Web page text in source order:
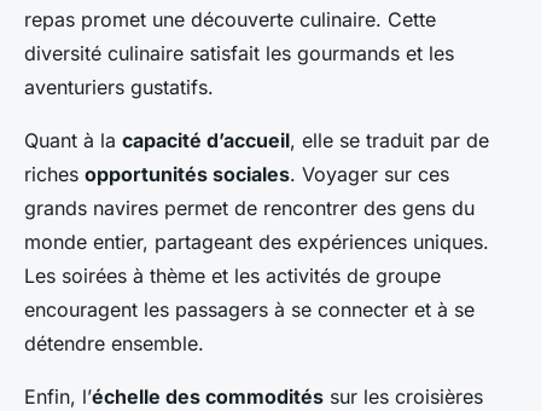
repas promet une découverte culinaire. Cette
diversité culinaire satisfait les gourmands et les
aventuriers gustatifs.
Quant à la capacité d’accueil, elle se traduit par de
riches opportunités sociales. Voyager sur ces
grands navires permet de rencontrer des gens du
monde entier, partageant des expériences uniques.
Les soirées à thème et les activités de groupe
encouragent les passagers à se connecter et à se
détendre ensemble.
Enfin, l’échelle des commodités sur les croisières